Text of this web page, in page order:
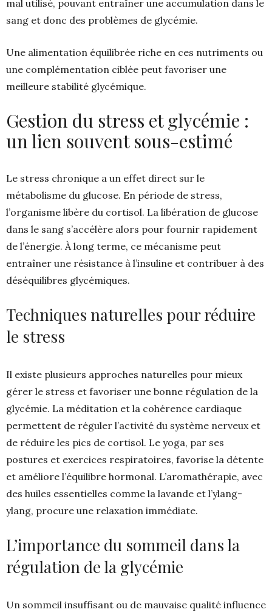
mal utilisé, pouvant entraîner une accumulation dans le
sang et donc des problèmes de glycémie.
Une alimentation équilibrée riche en ces nutriments ou
une complémentation ciblée peut favoriser une
meilleure stabilité glycémique.
Gestion du stress et glycémie :
un lien souvent sous-estimé
Le stress chronique a un effet direct sur le
métabolisme du glucose. En période de stress,
l’organisme libère du cortisol. La libération de glucose
dans le sang s’accélère alors pour fournir rapidement
de l’énergie. À long terme, ce mécanisme peut
entraîner une résistance à l’insuline et contribuer à des
déséquilibres glycémiques.
Techniques naturelles pour réduire
le stress
Il existe plusieurs approches naturelles pour mieux
gérer le stress et favoriser une bonne régulation de la
glycémie. La méditation et la cohérence cardiaque
permettent de réguler l’activité du système nerveux et
de réduire les pics de cortisol. Le yoga, par ses
postures et exercices respiratoires, favorise la détente
et améliore l’équilibre hormonal. L’aromathérapie, avec
des huiles essentielles comme la lavande et l’ylang-
ylang, procure une relaxation immédiate.
L’importance du sommeil dans la
régulation de la glycémie
Un sommeil insuffisant ou de mauvaise qualité influence